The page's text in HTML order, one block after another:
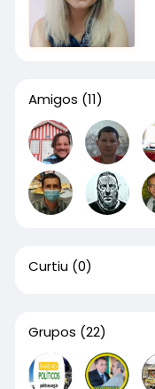
Amigos (11)
Curtiu (0)
Grupos (22)